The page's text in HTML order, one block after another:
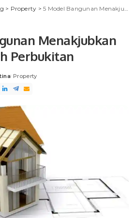
> Property >5 Model Bangunan Menakjubkan Untuk Daerah Perbukitan
Menakjubkan
Perbukitan
Property